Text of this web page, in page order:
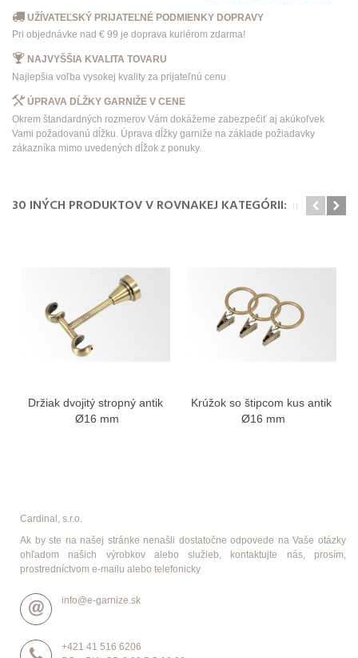
UŽÍVATEĽSKÝ PRIJATEĽNÉ PODMIENKY DOPRAVY
Pri objednávke nad € 99 je doprava kuriérom zdarma!
NAJVYŠŠIA KVALITA TOVARU
Najlepšia voľba vysokej kvality za prijateľnú cenu
ÚPRAVA DĹŽKY GARNIŽE V CENE
Okrem štandardných rozmerov Vám dokážeme zabezpečiť aj akúkoľvek
Vami požadovanú dĺžku. Úprava dĺžky garniže na základe požiadavky
zákazníka mimo uvedených dĺžok z ponuky.
30 INÝCH PRODUKTOV V ROVNAKEJ KATEGÓRII:
Držiak dvojitý stropný antik
Ø16 mm
Krúžok so štipcom kus antik
Ø16 mm
Cardinal, s.r.o.
Ak by ste na našej stránke nenašli dostatočne odpovede na Vaše otázky
ohľadom našich výrobkov alebo služieb, kontaktujte nás, prosím,
prostredníctvom e-mailu alebo telefonicky
info@e-garnize.sk
+421 41 516 6206